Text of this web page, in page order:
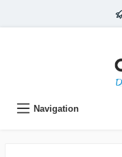
Navigation